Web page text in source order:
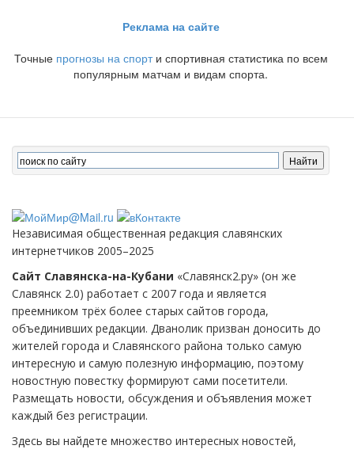
Реклама на сайте
Точные прогнозы на спорти спортивная статистика по всем
популярным матчам и видам спорта.
Независимая общественная редакция славянских
интернетчиков 2005–2025
Сайт Славянска-на-Кубани «Славянск2.ру» (он же
Славянск 2.0) работает с 2007 года и является
преемником трёх более старых сайтов города,
объединивших редакции. Дванолик призван доносить до
жителей города и Славянского района только самую
интересную и самую полезную информацию, поэтому
новостную повестку формируют сами посетители.
Размещать новости, обсуждения и объявления может
каждый без регистрации.
Здесь вы найдете множество интересных новостей,